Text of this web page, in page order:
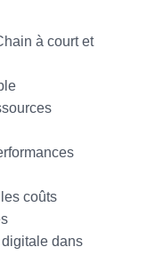
à court et
coûts
dans